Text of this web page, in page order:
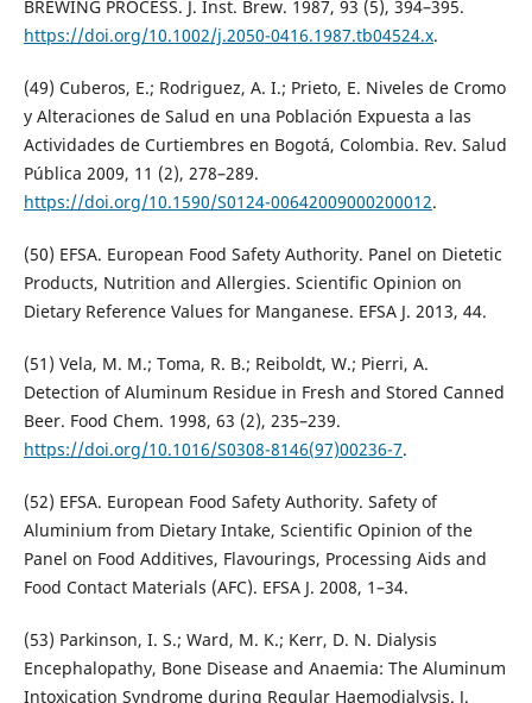
BREWING PROCESS. J. Inst. Brew. 1987, 93 (5), 394–395.
https://doi.org/10.1002/j.2050-0416.1987.tb04524.x.
(49) Cuberos, E.; Rodriguez, A. I.; Prieto, E. Niveles de Cromo
y Alteraciones de Salud en una Población Expuesta a las
Actividades de Curtiembres en Bogotá, Colombia. Rev. Salud
Pública 2009, 11 (2), 278–289.
https://doi.org/10.1590/S0124-00642009000200012.
(50) EFSA. European Food Safety Authority. Panel on Dietetic
Products, Nutrition and Allergies. Scientific Opinion on
Dietary Reference Values for Manganese. EFSA J. 2013, 44.
(51) Vela, M. M.; Toma, R. B.; Reiboldt, W.; Pierri, A.
Detection of Aluminum Residue in Fresh and Stored Canned
Beer. Food Chem. 1998, 63 (2), 235–239.
https://doi.org/10.1016/S0308-8146(97)00236-7.
(52) EFSA. European Food Safety Authority. Safety of
Aluminium from Dietary Intake, Scientific Opinion of the
Panel on Food Additives, Flavourings, Processing Aids and
Food Contact Materials (AFC). EFSA J. 2008, 1–34.
(53) Parkinson, I. S.; Ward, M. K.; Kerr, D. N. Dialysis
Encephalopathy, Bone Disease and Anaemia: The Aluminum
Intoxication Syndrome during Regular Haemodialysis. J.